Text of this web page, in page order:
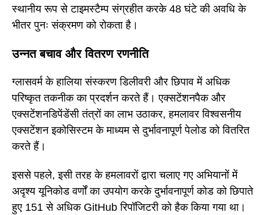
स्थानीय रूप से टाइमस्टैम्प संग्रहीत करके 48 घंटे की अवधि के
भीतर पुनः संक्रमण को रोकता है।
उन्नत बचाव और वितरण रणनीति
ग्लासवर्म के हालिया संस्करण डिलीवरी और छिपाव में अधिक
परिष्कृत तकनीक का प्रदर्शन करते हैं। एक्सटेंशनपैक और
एक्सटेंशनडिपेंडेंसी तंत्रों का लाभ उठाकर, हमलावर विश्वसनीय
एक्सटेंशन इकोसिस्टम के माध्यम से दुर्भावनापूर्ण पेलोड को वितरित
करते हैं।
इससे पहले, इसी तरह के हमलावरों द्वारा चलाए गए अभियानों में
अदृश्य यूनिकोड वर्णों का उपयोग करके दुर्भावनापूर्ण कोड को छिपाते
हुए 151 से अधिक GitHub रिपॉजिटरी को हैक किया गया था।